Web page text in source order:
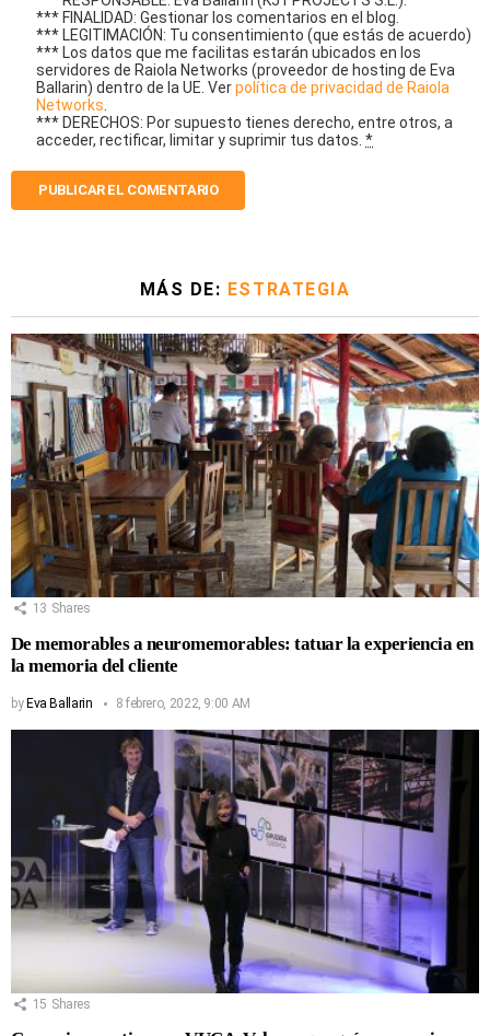
*** FINALIDAD: Gestionar los comentarios en el blog.
*** LEGITIMACIÓN: Tu consentimiento (que estás de acuerdo)
*** Los datos que me facilitas estarán ubicados en los
servidores de Raiola Networks (proveedor de hosting de Eva
Ballarin) dentro de la UE. Verpolítica de privacidad de Raiola
Networks
*** DERECHOS: Por supuesto tienes derecho, entre otros, a
acceder, rectificar, limitar y suprimir tus datos. *
MÁS DE: ESTRATEGIA
13 Shares
De memorables a neuromemorables: tatuar la experiencia en
la memoria del cliente
byEva Ballarin 8 febrero, 2022, 9:00 AM
15 Shares